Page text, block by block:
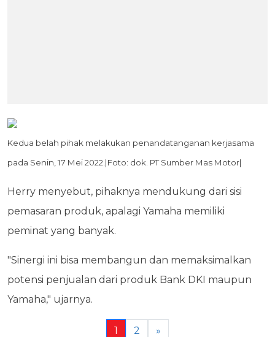
Kedua belah pihak melakukan penandatanganan kerjasama
pada Senin, 17 Mei 2022.|Foto: dok. PT Sumber Mas Motor|
Herry menyebut, pihaknya mendukung dari sisi
pemasaran produk, apalagi Yamaha memiliki
peminat yang banyak.
"Sinergi ini bisa membangun dan memaksimalkan
potensi penjualan dari produk Bank DKI maupun
Yamaha," ujarnya.
1 2 »